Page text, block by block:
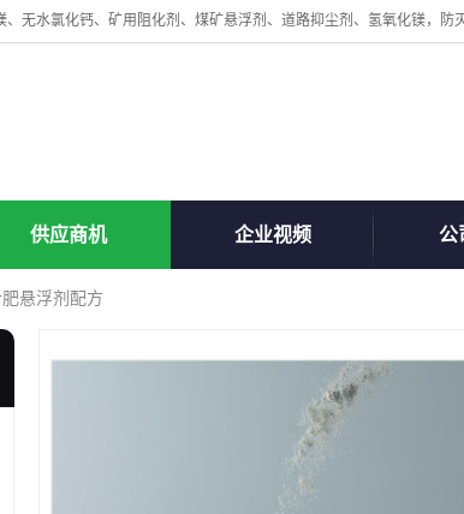
供应商机 企业视频 公
悬浮剂配方